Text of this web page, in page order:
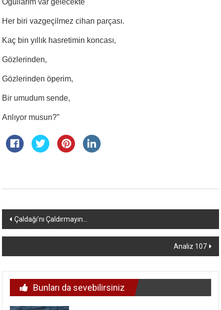
Oğullarım var gelecekte
Her biri vazgeçilmez cihan parçası.
Kaç bin yıllık hasretimin koncası,
Gözlerinden,
Gözlerinden öperim,
Bir umudum sende,
Anlıyor musun?”
Yazı
dolaşımı
Çaldağı’nı Çaldırmayın…
Analiz 107
Bunları da sevebilirsiniz